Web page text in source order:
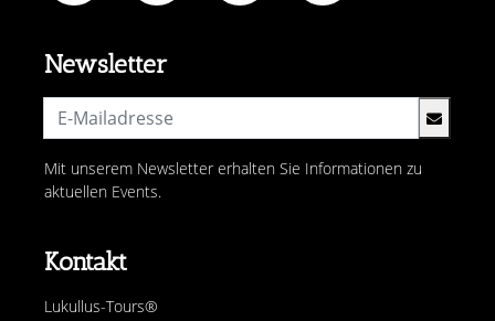
Kontakt
Lukullus-Tours®
Newsletter
Mit unserem Newsletter erhalten Sie Informationen zu
aktuellen Events.